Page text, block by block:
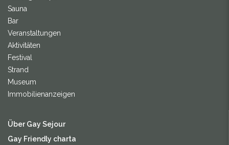
Sauna
Bar
Veranstaltungen
Aktivitäten
Festival
Strand
Museum
Immobilienanzeigen
Über Gay Sejour
Gay Friendly charta